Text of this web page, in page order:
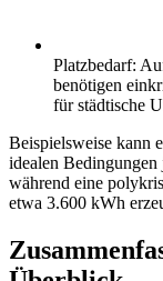
Platzbedarf:
benötigen
für städtische
Beispielsweise kann
idealen
während eine
etwa 3.600 kWh